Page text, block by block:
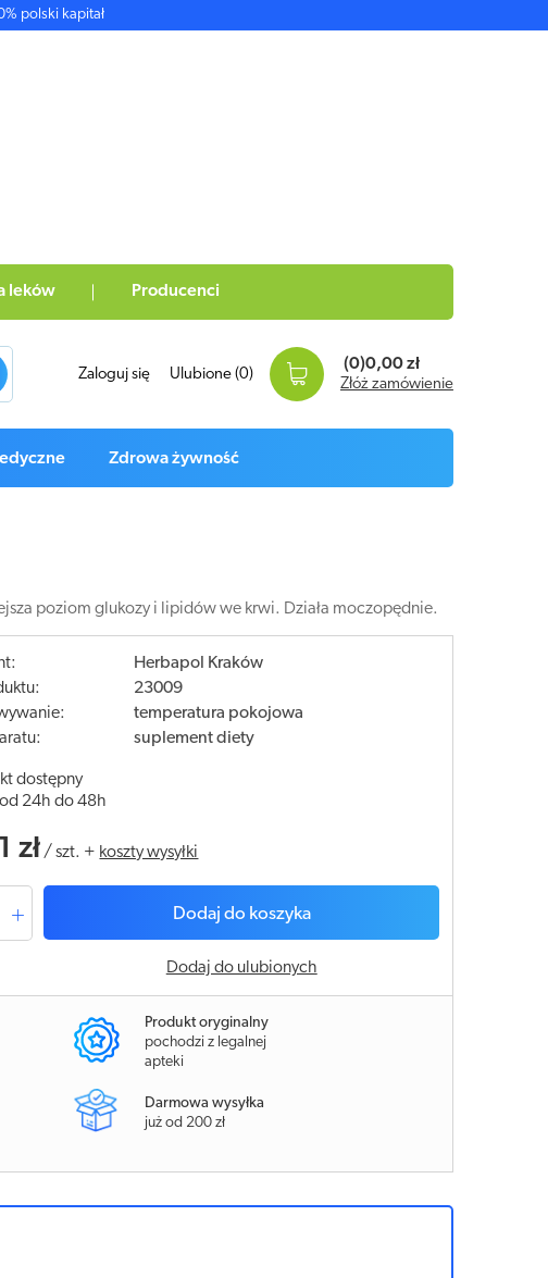
polski kapitał
leków Producenci
Zaloguj się Ulubione (0)
(0)0,00 zł
Złóż zamówienie
Zdrowa żywność
poziom glukozy i lipidów we krwi. Działa moczopędnie.
Herbapol Kraków
23009
temperatura pokojowa
suplement diety
dostępny
od 24h do 48h
zł /szt. + koszty wysyłki
Dodaj do koszyka
Dodaj do ulubionych
Produkt oryginalny
pochodzi z legalnej
apteki
Darmowa wysyłka
już od 200 zł